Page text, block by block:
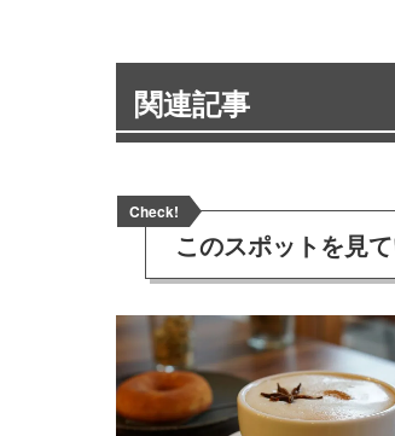
関連記事
Check!
このスポットを見